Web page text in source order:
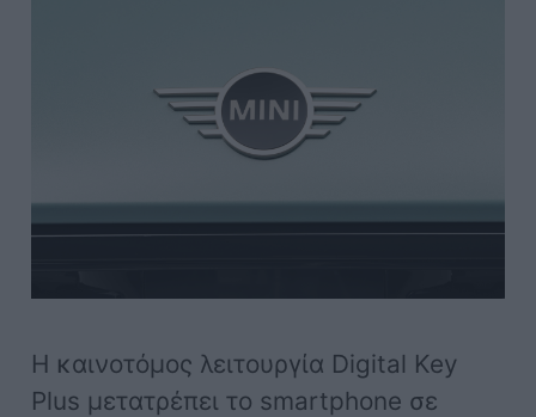
Η καινοτόμος λειτουργία Digital Key
Plus μετατρέπει το smartphone σε